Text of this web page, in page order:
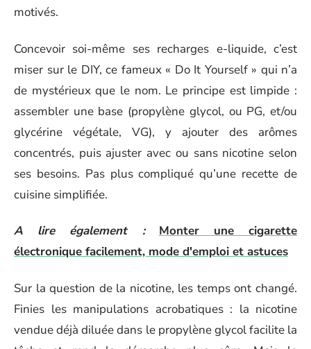
motivés.
Concevoir soi-même ses recharges e-liquide, c’est
miser sur le DIY, ce fameux « Do It Yourself » qui n’a
de mystérieux que le nom. Le principe est limpide :
assembler une base (propylène glycol, ou PG, et/ou
glycérine végétale, VG), y ajouter des arômes
concentrés, puis ajuster avec ou sans nicotine selon
ses besoins. Pas plus compliqué qu’une recette de
cuisine simplifiée.
A lire également :
Monter une cigarette
électronique facilement, mode d'emploi et astuces
Sur la question de la nicotine, les temps ont changé.
Finies les manipulations acrobatiques : la nicotine
vendue déjà diluée dans le propylène glycol facilite la